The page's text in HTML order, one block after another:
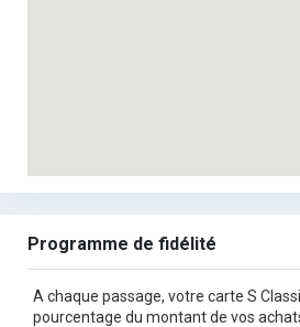
Programme de fidélité
A chaque passage, votre carte S
pourcentage du montant de vos